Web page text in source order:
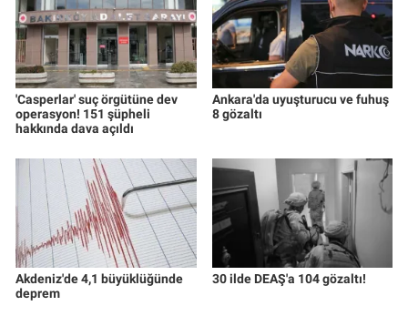
'Casperlar' suç örgütüne dev
operasyon! 151 şüpheli
hakkında dava açıldı
Ankara'da uyuşturucu ve fuhuş
8 gözaltı
Akdeniz'de 4,1 büyüklüğünde
deprem
30 ilde DEAŞ'a 104 gözaltı!